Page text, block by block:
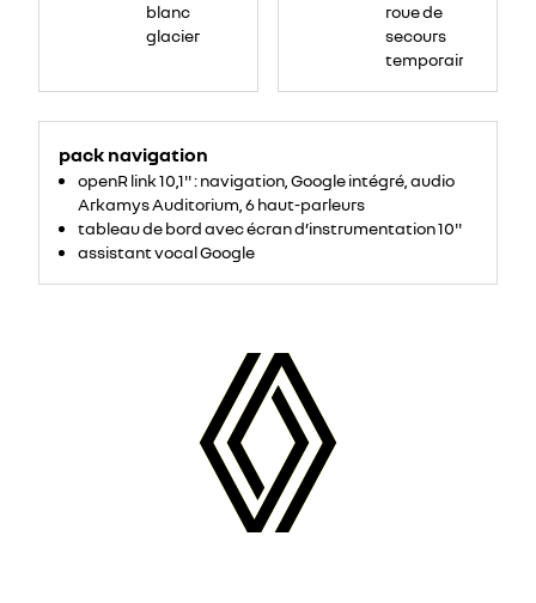
blanc
glacier
pack navigation
openR link 10,1'' : navigation, Google intégré, audio
Arkamys Auditorium, 6 haut-parleurs
tableau de bord avec écran d’instrumentation 10''
assistant vocal Google
roue de
secours
temporaire